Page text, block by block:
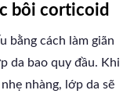
bôi corticoid
bằng cách làm giãn
da bao quy đầu. Khi
nhàng, lớp da sẽ